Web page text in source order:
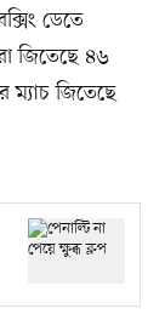
ডেতে
জিতেছে ৪৬
ম্যাচ জিতেছে